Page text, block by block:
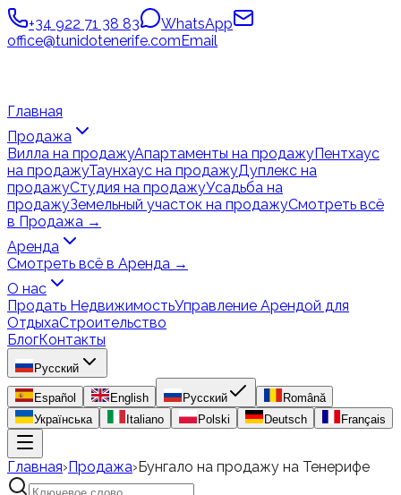
+34 922 71 38 83
WhatsApp
office@tunidotenerife.comEmail
Главная
Продажа
Вилла на продажуАпартаменты на продажуПентхаус
на продажуТаунхаус на продажуДуплекс на
продажуСтудия на продажуУсадьба на
продажуЗемельный участок на продажуСмотреть всё
в Продажа →
Аренда
Смотреть всё в Аренда →
О нас
Продать НедвижимостьУправление Арендой для
ОтдыхаСтроительство
БлогКонтакты
Русский
Español English Русский
Română
Українська
Italiano Polski Deutsch Français
Главная›Продажа›Бунгало на продажу на Тенерифе